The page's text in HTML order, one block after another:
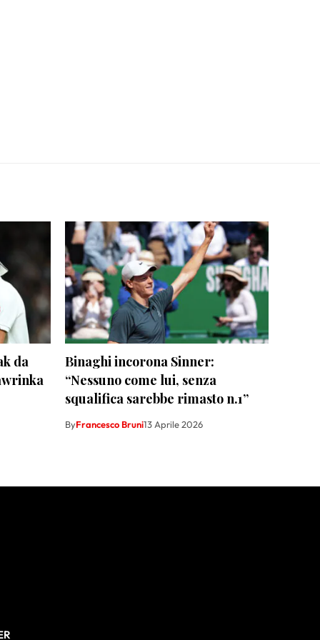
da
Binaghi incorona Sinner:
“Nessuno come lui, senza
squalifica sarebbe rimasto n.1”
ByFrancesco Bruni13 Aprile 2026